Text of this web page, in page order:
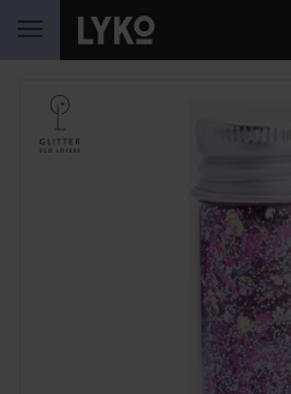
HOPPA TILL INNEHÅLLET
HOPPA ÖVER SEKTIONEN